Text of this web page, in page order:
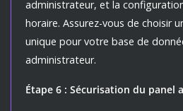
administrateur, et la
horaire. Assurez-vous de choisir
unique pour votre base de
administrateur.
Étape 6 : Sécurisation du panel